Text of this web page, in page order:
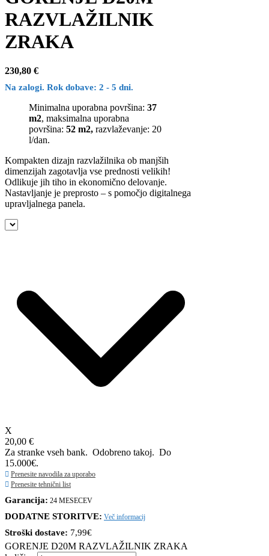
RAZVLAŽILNIK
ZRAKA
230,80 €
Na zalogi. Rok dobave: 2 - 5 dni.
Minimalna uporabna površina: 37
m2, maksimalna uporabna
površina: 52 m2, razvlaževanje: 20
l/dan.
Kompakten dizajn razvlažilnika ob manjših
dimenzijah zagotavlja vse prednosti velikih!
Odlikuje jih tiho in ekonomično delovanje.
Nastavljanje je preprosto – s pomočjo digitalnega
upravljalnega panela.
X
20,00 €
Za stranke vseh bank. Odobreno takoj. Do
15.000€.
Prenesite navodila za uporabo
Prenesite tehnični list
Garancija: 24 MESECEV
DODATNE STORITVE: Več informacij
Stroški dostave: 7,99€
GORENJE D20M RAZVLAŽILNIK ZRAKA